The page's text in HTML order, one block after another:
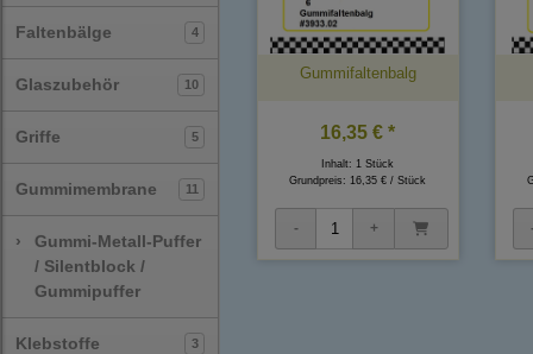
Faltenbälge 4
Glaszubehör 10
Griffe 5
Gummimembrane 11
›
Gummi-Metall-Puffer
/ Silentblock /
Gummipuffer
Klebstoffe 3
Gummifaltenbalg
16,35 € *
Inhalt: 1 Stück
Grundpreis: 16,35 € / Stück